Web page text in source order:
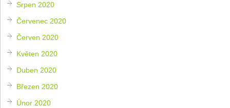
Srpen 2020
Červenec 2020
Červen 2020
Květen 2020
Duben 2020
Březen 2020
Únor 2020